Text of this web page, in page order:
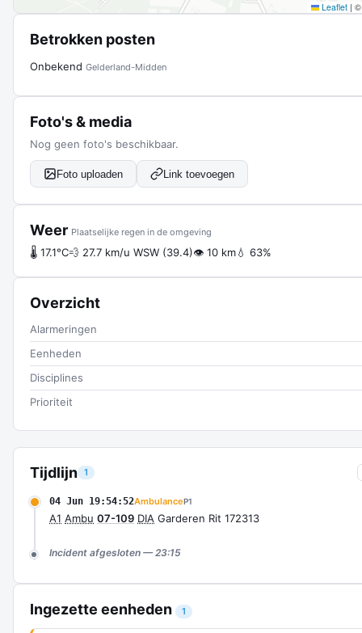
Tijdlijn 1
04 Jun 19:54:52AmbulanceP1
A1 Ambu 07-109 DIA Garderen Rit 172313
Incident afgesloten — 23:15
Ingezette eenheden 1
Leaflet |
Betrokken posten
Onbekend Gelderland-Midden
Foto's & media
Nog geen foto's beschikbaar.
Foto uploaden Link toevoegen
Weer Plaatselijke regen in de omgeving
🌡 17.1°C💨 27.7 km/u WSW (39.4)👁 10 km💧 63%
Overzicht
Alarmeringen
Eenheden
Disciplines
Prioriteit